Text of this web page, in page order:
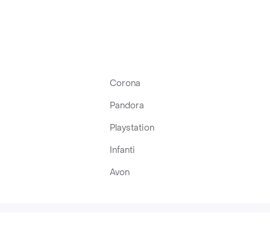
Corona
Pandora
Playstation
Infanti
Avon